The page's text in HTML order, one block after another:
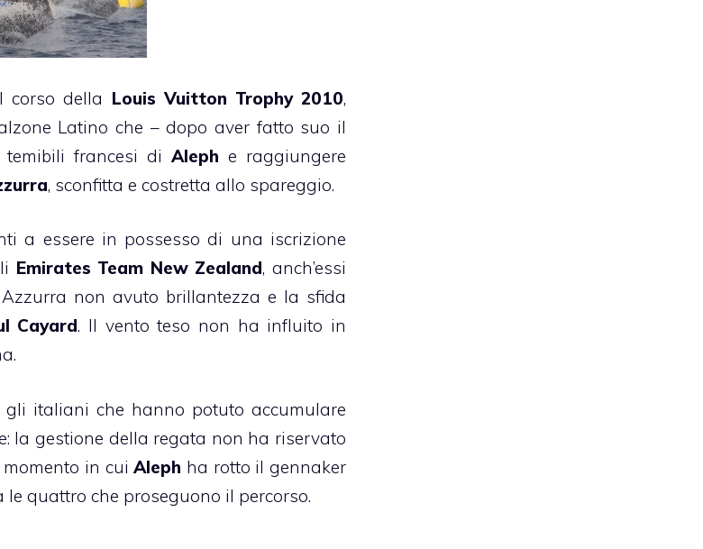
corso della Louis Vuitton Trophy 2010,
Latino che – dopo aver fatto suo il
francesi di Aleph e raggiungere
, sconfitta e costretta allo spareggio.
a essere in possesso di una iscrizione
Emirates Team New Zealand, anch’essi
non avuto brillantezza e la sfida
Cayard. Il vento teso non ha influito in
italiani che hanno potuto accumulare
la gestione della regata non ha riservato
momento in cuiAleph ha rotto il gennaker
quattro che proseguono il percorso.